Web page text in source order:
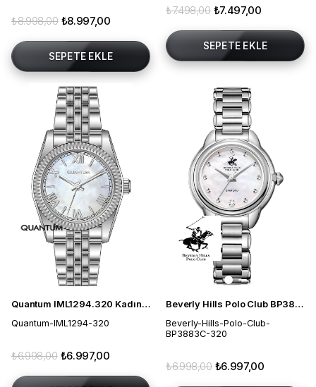
₺8.997,00
₺8.998,00
SEPETE EKLE
₺7.497,00
₺7.498,00
SEPETE EKLE
Quantum IML1294.320 Kadın Kol Saati
Quantum-IML1294-320
₺6.997,00
₺6.998,00
Beverly Hills Polo Club BP3883C.320 Kadın Kol Saati
Beverly-Hills-Polo-Club-
BP3883C-320
₺6.997,00
₺6.998,00